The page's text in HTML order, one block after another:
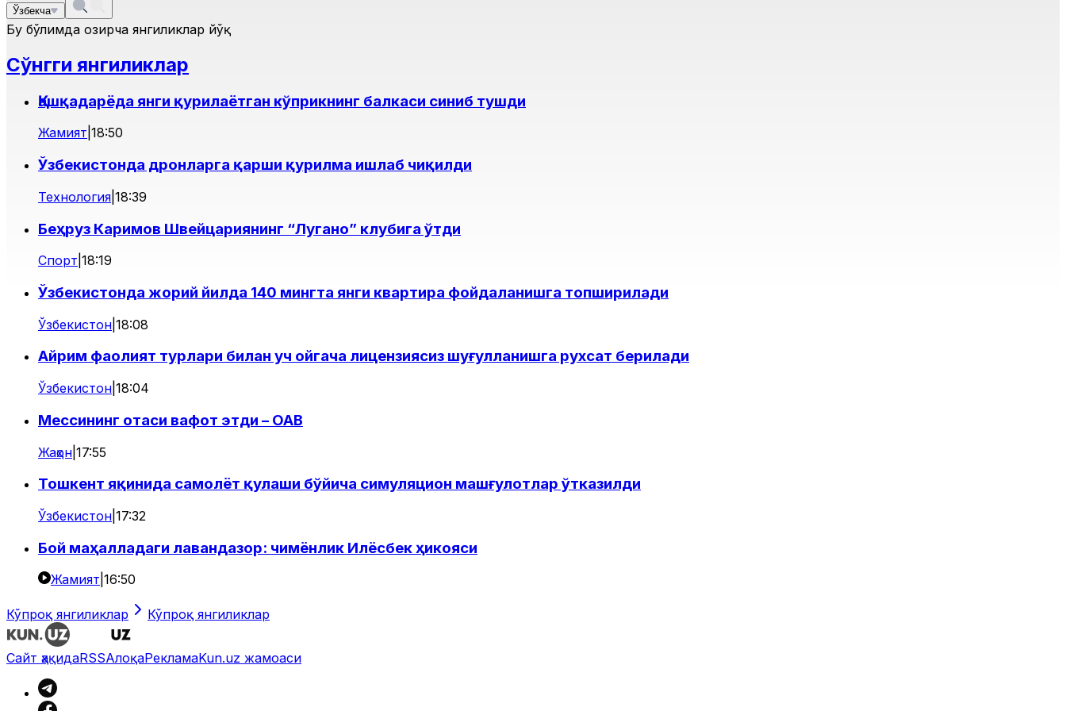
Ўзбекча
Бу бўлимда ҳозирча янгиликлар йўқ
Сўнгги янгиликлар
Қашқадарёда янги қурилаётган кўприкнинг балкаси синиб тушди
Жамият 18:50
Ўзбекистонда дронларга қарши қурилма ишлаб чиқилди
Технология 18:39
Беҳруз Каримов Швейцариянинг “Лугано” клубига ўтди
Спорт 18:19
Ўзбекистонда жорий йилда 140 мингта янги квартира фойдаланишга топширилади
Ўзбекистон 18:08
Айрим фаолият турлари билан уч ойгача лицензиясиз шуғулланишга рухсат берилади
Ўзбекистон 18:04
Мессининг отаси вафот этди – ОАВ
Жаҳон 17:55
Тошкент яқинида самолёт қулаши бўйича симуляцион машғулотлар ўтказилди
Ўзбекистон 17:32
Бой маҳалладаги лавандазор: чимёнлик Илёсбек ҳикояси
Жамият 16:50
Кўпроқ янгиликлар Кўпроқ янгиликлар
Сайт ҳақидаRSSАлоқаРекламаKun.uz жамоаси